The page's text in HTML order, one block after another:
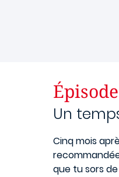
Un
Cinq mois
que tu sors